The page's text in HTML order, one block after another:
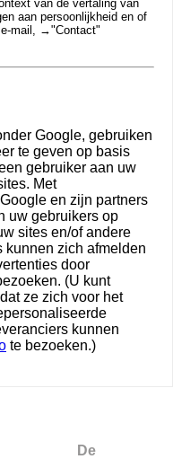
van de vertaling van
aan persoonlijkheid en of
e-mail, →"Contact"
Google, gebruiken
te geven op basis
gebruiker aan uw
Met
en zijn partners
uw gebruikers op
sites en/of andere
kunnen zich afmelden
door
(U kunt
ze zich voor het
kunnen
te bezoeken.)
De